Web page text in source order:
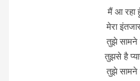
मैं आ रहा
मेरा
तुझे सामने
तुझसे है
तुझे सामने